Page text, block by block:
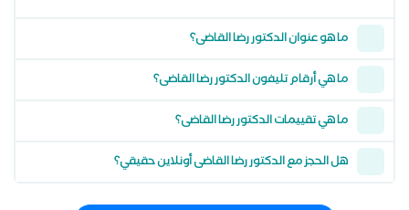
ما هو عنوان الدكتور رضا القاضى؟
ما هي أرقام تليفون الدكتور رضا القاضى؟
ما هي تقييمات الدكتور رضا القاضى؟
هل الحجز مع الدكتور رضا القاضى أونلاين حقيقي؟